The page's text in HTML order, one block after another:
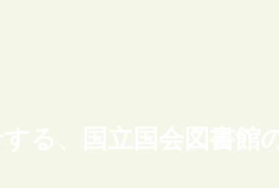
る、国立国会図書館